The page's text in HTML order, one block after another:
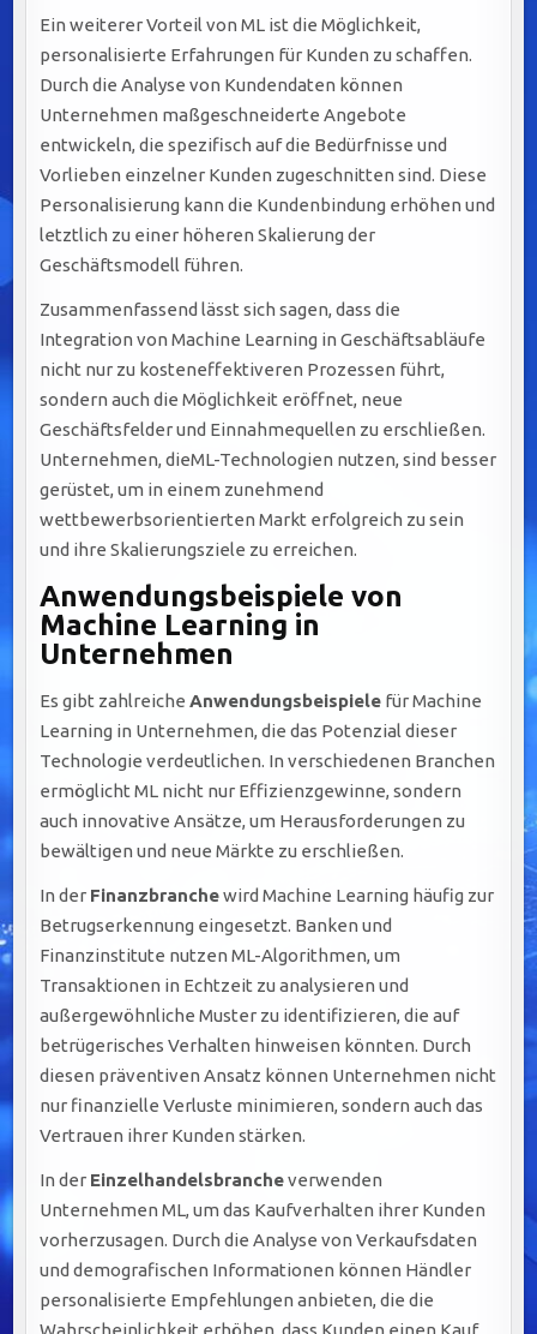
Ein weiterer Vorteil von ML ist die Möglichkeit,
personalisierte Erfahrungen für Kunden zu schaffen.
Durch die Analyse von Kundendaten können
Unternehmen maßgeschneiderte Angebote
entwickeln, die spezifisch auf die Bedürfnisse und
Vorlieben einzelner Kunden zugeschnitten sind. Diese
Personalisierung kann die Kundenbindung erhöhen und
letztlich zu einer höheren Skalierung der
Geschäftsmodell führen.
Zusammenfassend lässt sich sagen, dass die
Integration von Machine Learning in Geschäftsabläufe
nicht nur zu kosteneffektiveren Prozessen führt,
sondern auch die Möglichkeit eröffnet, neue
Geschäftsfelder und Einnahmequellen zu erschließen.
Unternehmen, dieML-Technologien nutzen, sind besser
gerüstet, um in einem zunehmend
wettbewerbsorientierten Markt erfolgreich zu sein
und ihre Skalierungsziele zu erreichen.
Anwendungsbeispiele von
Machine Learning in
Unternehmen
Es gibt zahlreicheAnwendungsbeispiele für Machine
Learning in Unternehmen, die das Potenzial dieser
Technologie verdeutlichen. In verschiedenen Branchen
ermöglicht ML nicht nur Effizienzgewinne, sondern
auch innovative Ansätze, um Herausforderungen zu
bewältigen und neue Märkte zu erschließen.
In der Finanzbranchewird Machine Learning häufig zur
Betrugserkennung eingesetzt. Banken und
Finanzinstitute nutzen ML-Algorithmen, um
Transaktionen in Echtzeit zu analysieren und
außergewöhnliche Muster zu identifizieren, die auf
betrügerisches Verhalten hinweisen könnten. Durch
diesen präventiven Ansatz können Unternehmen nicht
nur finanzielle Verluste minimieren, sondern auch das
Vertrauen ihrer Kunden stärken.
In der Einzelhandelsbrancheverwenden
Unternehmen ML, um das Kaufverhalten ihrer Kunden
vorherzusagen. Durch die Analyse von Verkaufsdaten
und demografischen Informationen können Händler
personalisierte Empfehlungen anbieten, die die
Wahrscheinlichkeit erhöhen, dass Kunden einen Kauf